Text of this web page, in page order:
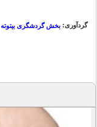
گردآوری: بخش گردشگری بیتوته